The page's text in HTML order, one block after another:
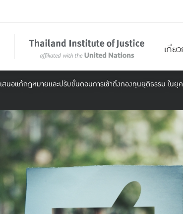
เกี่ย
เสนอแก้กฎหมายและปรับขั้นตอนการเข้าถึงกองทุนยุติธรรม ในยุ